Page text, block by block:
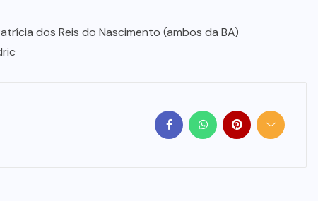
dos Reis do Nascimento (ambos da BA)